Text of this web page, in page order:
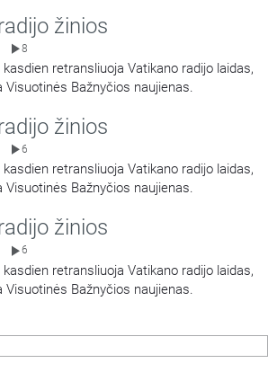
žinios
8
retransliuoja Vatikano radijo laidas,
Visuotinės Bažnyčios naujienas.
žinios
6
retransliuoja Vatikano radijo laidas,
Visuotinės Bažnyčios naujienas.
žinios
6
retransliuoja Vatikano radijo laidas,
Visuotinės Bažnyčios naujienas.